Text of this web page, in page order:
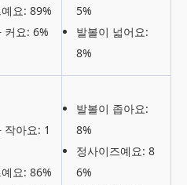
요: 89%
커요: 6%
5%
발볼이 넓어요:
8%
작아요: 1
요: 86%
발볼이 좁아요:
8%
정사이즈예요: 8
6%